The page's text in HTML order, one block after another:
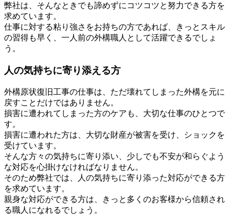
弊社は、そんなときでも諦めずにコツコツと努力できる方を
求めています。
仕事に対する粘り強さをお持ちの方であれば、きっとスキル
の習得も早く、一人前の外構職人として活躍できるでしょ
う。
人の気持ちに寄り添える方
外構原状復旧工事の仕事は、ただ壊れてしまった外構を元に
戻すことだけではありません。
損害に遭われてしまった方のケアも、大切な仕事のひとつで
す。
損害に遭われた方は、大切な財産が被害を受け、ショックを
受けています。
そんな方々の気持ちに寄り添い、少しでも不安が和らぐよう
な対応を心掛けなければなりません。
そのため弊社では、人の気持ちに寄り添った対応ができる方
を求めています。
親身な対応ができる方は、きっと多くのお客様から信頼され
る職人になれるでしょう。